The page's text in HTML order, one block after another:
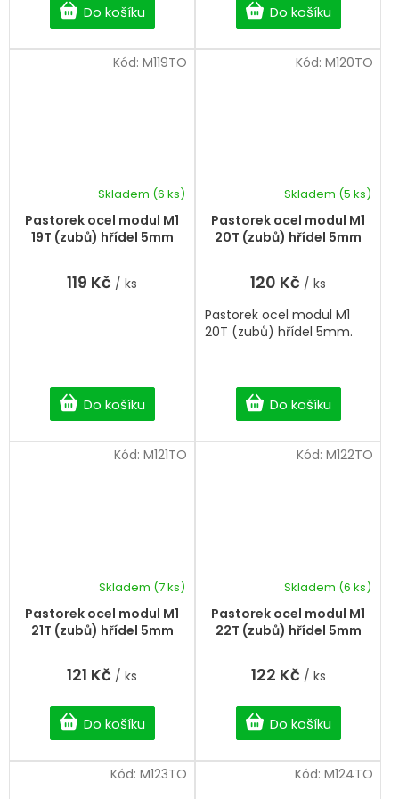
Do košíku Do košíku
Pastorek ocel modul M1
19T (zubů) hřídel 5mm
Skladem (6 ks)
119 Kč / ks
Do košíku
Kód: M119TO
Pastorek ocel modul M1
20T (zubů) hřídel 5mm
Skladem (5 ks)
120 Kč / ks
Do košíku
Pastorek ocel modul M1
20T (zubů) hřídel 5mm.
Kód: M120TO
Pastorek ocel modul M1
21T (zubů) hřídel 5mm
Skladem (7 ks)
121 Kč / ks
Do košíku
Kód: M121TO
Pastorek ocel modul M1
22T (zubů) hřídel 5mm
Skladem (6 ks)
122 Kč / ks
Do košíku
Kód: M122TO
Kód: M123TO Kód: M124TO